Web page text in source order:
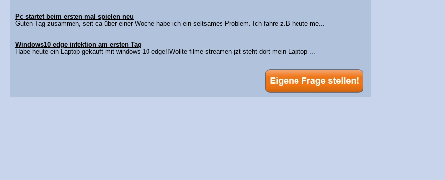
Pc startet beim ersten mal spielen neu
Guten Tag zusammen, seit ca über einer Woche habe ich ein seltsames Problem. Ich fahre z.B heute me...
Windows10 edge infektion am ersten Tag
Habe heute ein Laptop gekauft mit windows 10 edge!!Wollte filme streamen jzt steht dort mein Laptop ...